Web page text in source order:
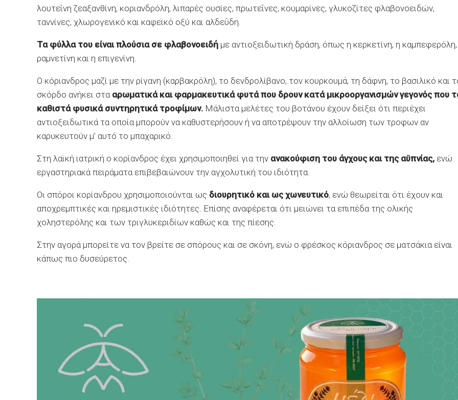
λουτεΐνη ζεαξανθίνη, κοριανδρόλη, λιπαρές ουσίες, πρωτεΐνες, κουμαρίνες, γλυκοζίτες φλαβονοειδών,
ταννίνες, χλωρογενικό και καφεϊκό οξύ και αλδεΰδη.
Τα φύλλα του είναι πλούσια σε φλαβονοειδή με αντιοξειδωτική δράση, όπως η κερκετίνη, η
ραμνετίνη και η επιγενίνη.
Ο κόριανδρος μαζί με την ρίγανη (καρβακρόλη), το δενδρολίβανο, τον κουρκουμά, τη δάφνη, το βασιλικό και
σκόρδο ανήκει στα αρωματικά και φαρμακευτικά φυτά που δρουν κατά μικροοργανισμών γεγονός που
καθιστά φυσικά συντηρητικά τροφίμων. Μάλιστα μελέτες του βοτάνου έχουν δείξει ότι περιέχει
αντιοξειδωτικά τα οποία μπορούν να καθυστερήσουν ή να αποτρέψουν την αλλοίωση των τροφων αν
καρυκευτούν μ’ αυτό το μπαχαρικό.
Στη λαϊκή ιατρική ο κορίανδρος έχει χρησιμοποιηθεί για την ανακούφιση του άγχους και της αϋπνίας, ενώ
εργαστηριακά πειράματα επιβεβαιώνουν την αγχολυτική του ιδιότητα.
Οι σπόροι κορίανδρου χρησιμοποιούνται ως διουρητικό και ως χωνευτικό, ενώ θεωρείται ότι έχουν και
αποχρεμπτικές και ηρεμιστικές ιδιότητες. Επίσης αναφέρεται ότι μειώνει τα επιπέδα της ολικής
χοληστερόλης και των τριγλυκεριδίων καθώς και της πίεσης.
Στην αγορά μπορείτε να τον βρείτε σε σπόρους και σε σκόνη, ενώ ο φρέσκος κόριανδρος σε ματσάκια είναι
κάπως πιο δυσεύρετος.